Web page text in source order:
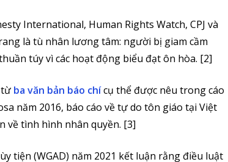
International, Human Rights Watch, CPJ và
là tù nhân lương tâm: người bị giam cầm
túy vì các hoạt động biểu đạt ôn hòa. [2]
từ ba văn bản báo chícụ thể được nêu trong cáo
năm 2016, báo cáo về tự do tôn giáo tại Việt
về tình hình nhân quyền. [3]
tiện (WGAD) năm 2021 kết luận rằng điều luật